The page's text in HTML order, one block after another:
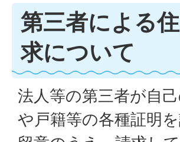
第三者による
求について
法人等の第三者が自
や戸籍等の各種証明